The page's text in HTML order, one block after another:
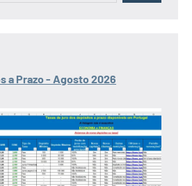
a Prazo - Agosto 2026